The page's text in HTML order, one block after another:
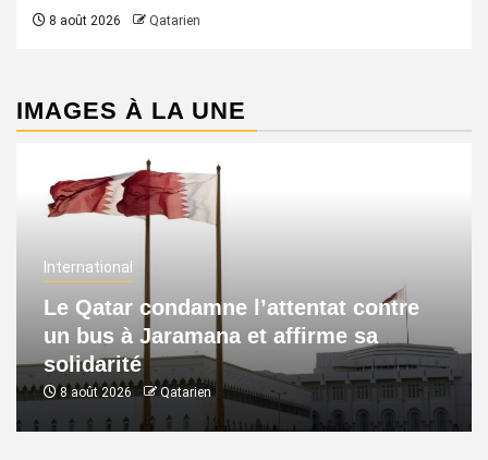
8 août 2026 Qatarien
IMAGES À LA UNE
International
Le Qatar condamne l’attentat contre
un bus à Jaramana et affirme sa
solidarité
8 août 2026 Qatarien